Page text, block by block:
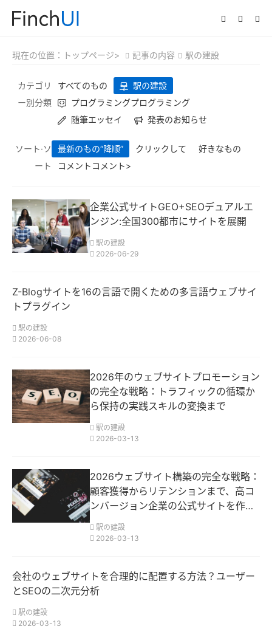
現在の位置： トップページ> 記事の内容 駅の建設
カテゴリ
ー別分類
すべてのもの
駅の建設
プログラミングプログラミング
随筆エッセイ
発表のお知らせ
ソート·ソ
ート
最新のもの“降顺” クリックして
好きなもの
コメントコメント>
企業公式サイトGEO+SEOデュアルエ
ンジン:全国300都市にサイトを展開
駅の建設
2026-06-29
Z-Blogサイトを16の言語で開くための多言語ウェブサイ
トプラグイン
駅の建設
2026-06-08
2026年のウェブサイトプロモーション
の完全な戦略：トラフィックの循環か
ら保持の実践スキルの変換まで
駅の建設
2026-03-13
2026ウェブサイト構築の完全な戦略：
顧客獲得からリテンションまで、高コ
ンバージョン企業の公式サイトを作成
する
駅の建設
2026-03-13
会社のウェブサイトを合理的に配置する方法？ユーザー
とSEOの二次元分析
駅の建設
2026-03-13